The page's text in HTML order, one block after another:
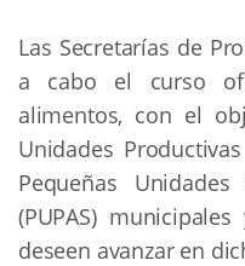
Las Secretarías de
a cabo el curso
alimentos, con el
Unidades
Pequeñas
(PUPAS)
deseen avanzar en